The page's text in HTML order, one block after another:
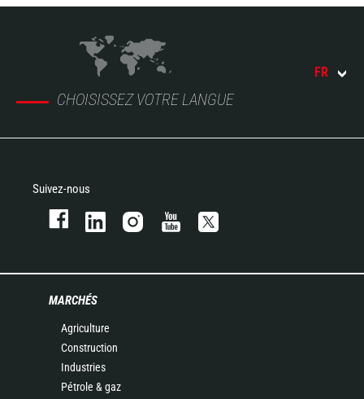
CHOISISSEZ VOTRE LANGUE
FR
Suivez-nous
MARCHÉS
Agriculture
Construction
Industries
Pétrole & gaz